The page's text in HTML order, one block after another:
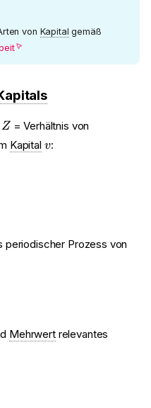
von Kapital gemäß
Z
Z= Verhältnis von
Kapital v
v:
periodischer Prozess von
Mehrwertrelevantes